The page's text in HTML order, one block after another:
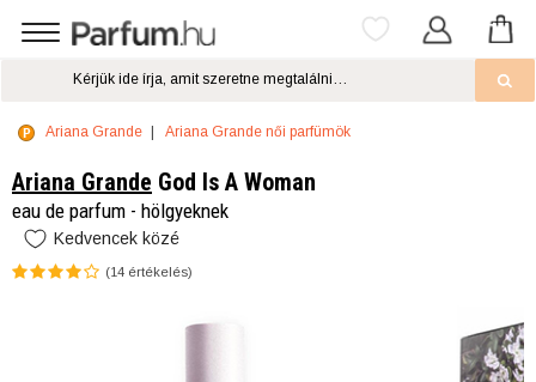
Ariana Grande Ariana Grande női parfümök
Ariana Grande God Is A Woman
eau de parfum - hölgyeknek
Kedvencek közé
(14 értékelés)